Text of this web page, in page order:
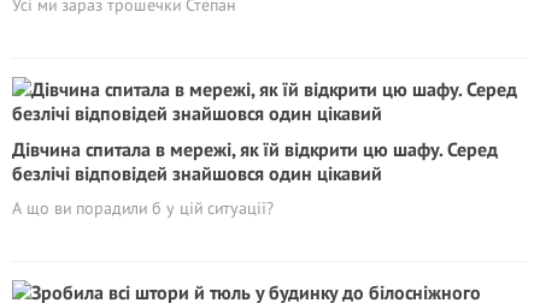
Усі ми зараз трошечки Степан
Дівчина спитала в мережі, як їй відкрити цю шафу. Серед
безлічі відповідей знайшовся один цікавий
А що ви порадили б у цій ситуації?